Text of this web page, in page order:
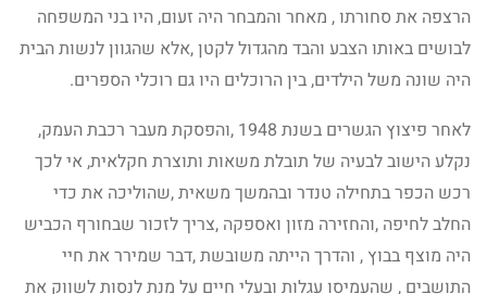
הרצפה את סחורתו , מאחר והמבחר היה זעום, היו בני המשפחה
לבושים באותו הצבע והבד מהגדול לקטן ,אלא שהגוון לנשות הבית
היה שונה משל הילדים, בין הרוכלים היו גם רוכלי הספרים.
לאחר פיצוץ הגשרים בשנת 1948 ,והפסקת מעבר רכבת העמק,
נקלע הישוב לבעיה של תובלת משאות ותוצרת חקלאית, אי לכך
רכש הכפר בתחילה טנדר ובהמשך משאית ,שהוליכה את כדי
החלב לחיפה ,והחזירה מזון ואספקה ,צריך לזכור שבחורף הכביש
היה מוצף בבוץ , והדרך הייתה משובשת ,דבר שמירר את חיי
התושבים , שהעמיסו עגלות ובעלי חיים על מנת לנסות לשווק את